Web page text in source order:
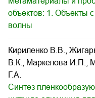
объектов: 1. Объекты
волны
Кириленко В.В.,
В.К., Маркелова И.П.,
Г.А.
Синтез